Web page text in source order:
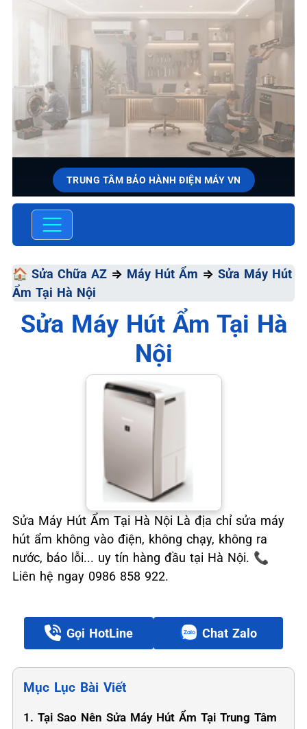
TRUNG TÂM BẢO HÀNH ĐIỆN MÁY VN
SỬA CHỮA & BẢO HÀNH MÁY
Đa
📞 09.663.898.33
🏠 Sửa Chữa AZ ⇒ Máy Hút Ẩm ⇒ Sửa Máy Hút
Ẩm Tại Hà Nội
Sửa Máy Hút Ẩm Tại Hà
Nội
Sửa Máy Hút Ẩm Tại Hà Nội Là địa chỉ sửa máy
hút ẩm không vào điện, không chạy, không ra
nước, báo lỗi... uy tín hàng đầu tại Hà Nội. 📞
Liên hệ ngay 0986 858 922.
Gọi HotLine Chat Zalo
Mục Lục Bài Viết
1. Tại Sao Nên Sửa Máy Hút Ẩm Tại Trung Tâm